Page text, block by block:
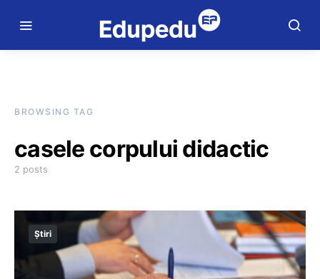
BROWSING TAG
casele corpului didactic
2 posts
Știri